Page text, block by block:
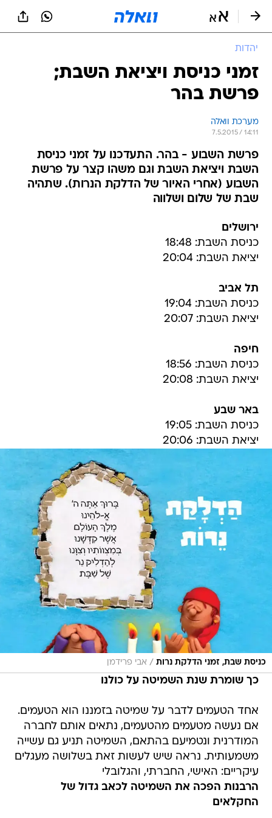
יהדות
זמני כניסת ויציאת השבת;
פרשת בהר
מערכת וואלה
7.5.2015 / 14:11
פרשת השבוע - בהר. התעדכנו על זמני כניסת
השבת ויציאת השבת וגם משהו קצר על פרשת
השבוע (אחרי האיור של הדלקת הנרות). שתהיה
שבת של שלום ושלווה
ירושלים
כניסת השבת: 18:48
יציאת השבת: 20:04
תל אביב
כניסת השבת: 19:04
יציאת השבת: 20:07
חיפה
כניסת השבת: 18:56
יציאת השבת: 20:08
באר שבע
כניסת השבת: 19:05
יציאת השבת: 20:06
כניסת שבת, זמני הדלקת נרות / אבי פרידמן
כך שומרת שנת השמיטה על כולנו
אחד הטעמים לדבר על שמיטה בזמננו הוא הטעמים.
אם נעשה מטעמים מהטעמים, נתאים אותם לחברה
המודרנית ונטמיעם בהתאם, השמיטה תניע גם עשייה
משמעותית. נראה שיש לעשות זאת בשלושה מעגלים
עיקריים: האישי, החברתי, והגלובלי
הרבנות הפכה את השמיטה לכאב גדול של
החקלאים